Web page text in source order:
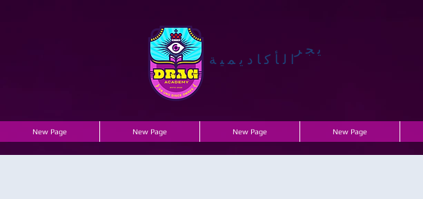
يجر
الأكاديمية
New Page New Page New Page New Page